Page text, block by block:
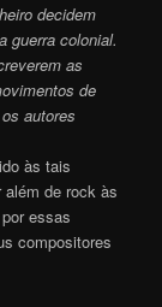
decidem
guerra colonial.
as
de
autores
às tais
de rock às
essas
compositores